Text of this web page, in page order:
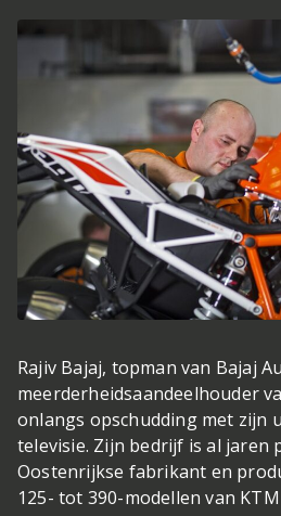
Rajiv Bajaj, topman van Bajaj
meerderheidsaandeelhouder
onlangs opschudding met zijn
televisie. Zijn bedrijf is al jaren
Oostenrijkse fabrikant en
125- tot 390-modellen van